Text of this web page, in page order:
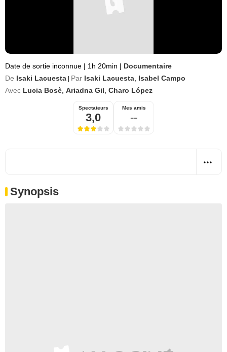
Date de sortie inconnue | 1h 20min | Documentaire
De Isaki Lacuesta Par Isaki Lacuesta Isabel Campo
Avec Lucia Bosè Ariadna Gil Charo López
Spectateurs
3,0
Mes amis
--
Synopsis